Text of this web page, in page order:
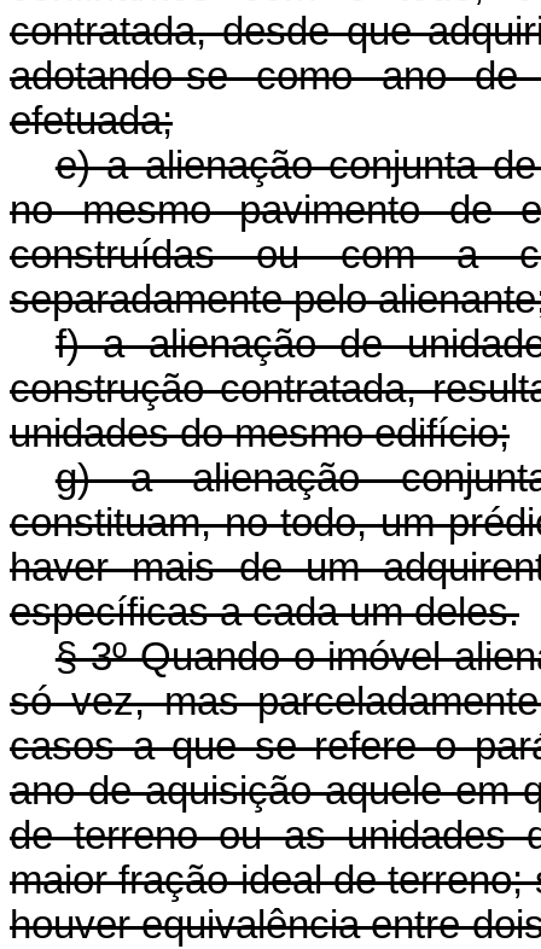
contratada, desde que
adotando-se como ano
efetuada;
e) a alienação conjunta
no mesmo pavimento de
construídas ou com a
separadamente pelo
f) a alienação de
construção contratada,
unidades do mesmo edifício;
g) a alienação
constituam, no todo, um
haver mais de um
específicas a cada um deles.
§ 3º Quando o imóvel
só vez, mas
casos a que se refere o
ano de aquisição aquele em
de terreno ou as unidades
maior fração ideal de
houver equivalência entre